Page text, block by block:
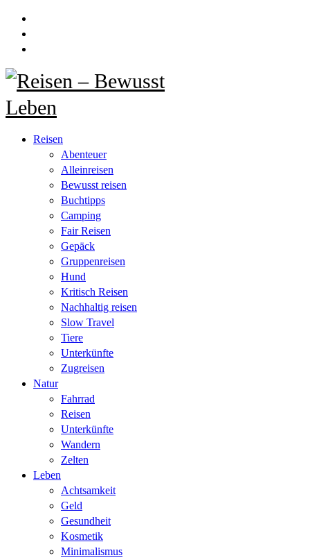
Reisen
Abenteuer
Alleinreisen
Bewusst reisen
Buchtipps
Camping
Fair Reisen
Gepäck
Gruppenreisen
Hund
Kritisch Reisen
Nachhaltig reisen
Slow Travel
Tiere
Unterkünfte
Zugreisen
Natur
Fahrrad
Reisen
Unterkünfte
Wandern
Zelten
Leben
Achtsamkeit
Geld
Gesundheit
Kosmetik
Minimalismus